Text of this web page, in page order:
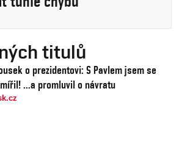
titulů
o prezidentovi: S Pavlem jsem se
...a promluvil o návratu